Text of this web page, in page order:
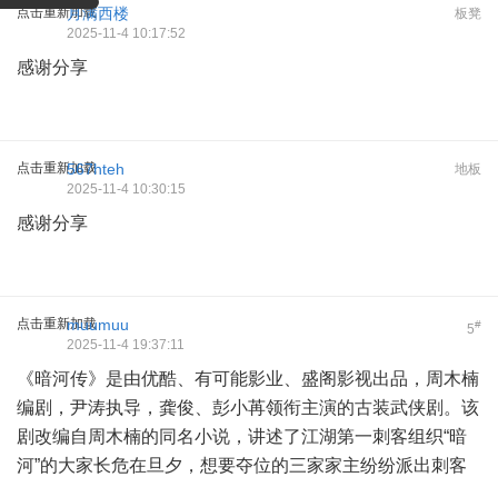
点击重新加载 板凳
月满西楼
2025-11-4 10:17:52
感谢分享
点击重新加载 地板
567hteh
2025-11-4 10:30:15
感谢分享
点击重新加载 5#
muumuu
2025-11-4 19:37:11
《暗河传》是由优酷、有可能影业、盛阁影视出品，周木楠
编剧，尹涛执导，龚俊、彭小苒领衔主演的古装武侠剧。该
剧改编自周木楠的同名小说，讲述了江湖第一刺客组织“暗
河”的大家长危在旦夕，想要夺位的三家家主纷纷派出刺客